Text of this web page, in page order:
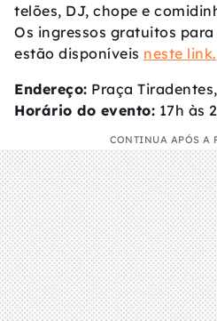
telões, DJ, chope e
Os ingressos gratuitos
estão disponíveis neste link.
Endereço: Praça
Horário do evento: 17h às
CONTINUA APÓS A